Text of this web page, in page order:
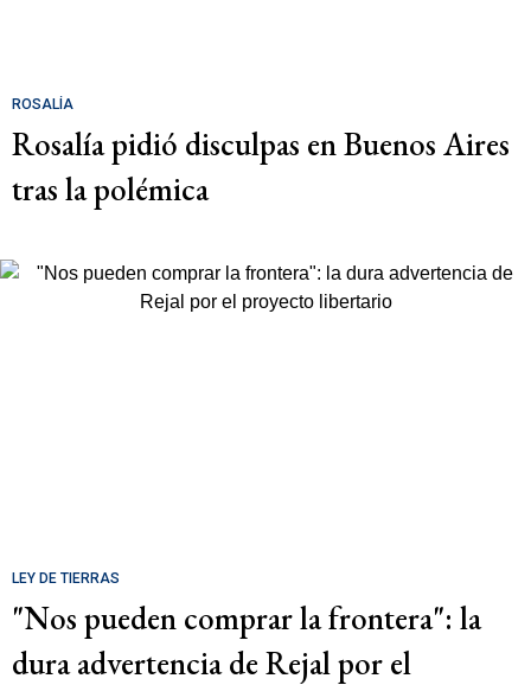
ROSALÍA
Rosalía pidió disculpas en Buenos Aires
tras la polémica
LEY DE TIERRAS
"Nos pueden comprar la frontera": la
dura advertencia de Rejal por el